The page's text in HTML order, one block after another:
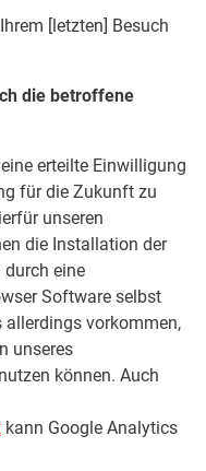
[letzten] Besuch
die betroffene
erteilte Einwilligung
für die Zukunft zu
unseren
die Installation der
durch eine
Software selbst
allerdings vorkommen,
unseres
können. Auch
kann Google Analytics